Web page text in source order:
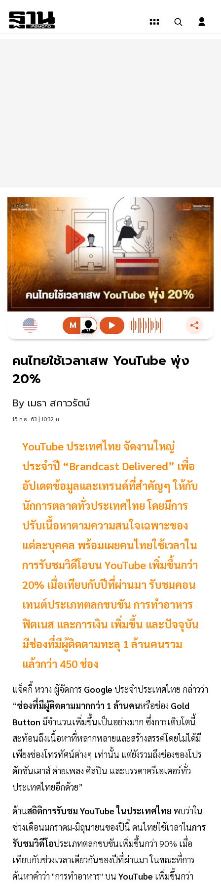
คนไทยใช้เวลาเสพ YouTube พุ่ง
20%
By เมธา สกาวรัตน์
15 ก.ย. 63 | 10:32 น.
YouTube ประเทศไทย จัดงานใหญ่
ประจำปี “Brandcast Delivered” เพื่อ
อัปเดตข้อมูลและเทรนด์ที่สำคัญๆ ให้กับ
นักการตลาดทั่วประเทศไทย โดยมีการ
ปรับเนื้อหาตามความสนใจเฉพาะของ
แต่ละบุคคล พร้อมเผยคนไทยใช้เวลาใน
การรับชมวิดีโอบน YouTube เพิ่มขึ้นกว่า
20% เมื่อเทียบกับปีที่ผ่านมา รับชมคอน
เทนต์ประเภทตลกขบขัน การทำอาหาร
ฟิตเนส และการเงิน เพิ่มขึ้น และปัจจุบัน
มีช่องที่มีผู้ติดตามทะลุ 1 ล้านคนรวม
แล้วกว่า 450 ช่อง
แจ็คกี้ หวาง ผู้จัดการ Google ประจำประเทศไทย กล่าวว่า
“ช่องที่มีผู้ติดตามมากกว่า 1 ล้านคนหรือช่อง Gold
Button มีจำนวนเพิ่มขึ้นเป็นอย่างมาก ซึ่งการเติบโตนี้
สะท้อนถึงเนื้อหาที่หลากหลายและสร้างสรรค์โดยไม่ได้มี
เพียงช่องโทรทัศน์ต่างๆ เท่านั้น แต่ยังรวมถึงช่องของโปร
ดักชันเฮาส์ ค่ายเพลง ศิลปิน และบรรดาครีเอเตอร์ทั่ว
ประเทศไทยอีกด้วย”
ด้านสถิติการรับชม YouTube ในประเทศไทย พบว่าใน
ช่วงเดือนมกราคม-มิถุนายนของปีนี้ คนไทยใช้เวลาในการ
รับชมวิดีโอประเภทตลกขบขันเพิ่มขึ้นกว่า 90% เมื่อ
เทียบกับช่วงเวลาเดียวกันของปีที่ผ่านมา ในขณะที่การ
ค้นหาคำว่า "การทำอาหาร" บน YouTube เพิ่มขึ้นกว่า